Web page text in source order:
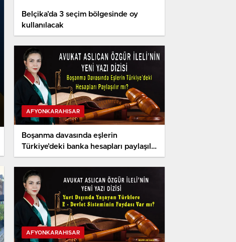
Gent Belediye Başkan
Nallı’dan Eskişehir
Ünlüce’ye ziyaret
Belçika’da 3 seçim bölgesinde oy
kullanılacak
AFYONKARAHISAR
Boşanma davasında eşlerin
Türkiye’deki banka hesapları paylaşılır
mı?
AFYONKARAHISAR